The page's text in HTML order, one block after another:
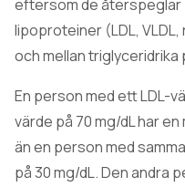
eftersom de återspeglar
lipoproteiner (LDL,
och mellan triglyceridrika
En person med ett LDL-
värde på 70 mg/dL har
än en person med
på 30 mg/dL. Den andra